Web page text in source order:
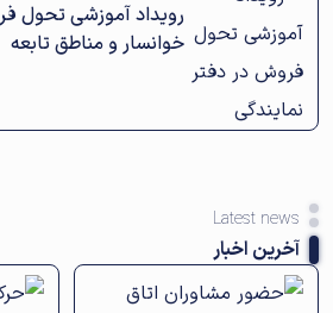
رویداد آموزشی تحول
خوانسار و مناطق تابعه
Latest news
آخرین اخبار